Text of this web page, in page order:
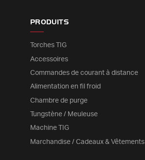
PRODUITS
Torches TIG
Accessoires
Commandes de courant à distance
Alimentation en fil froid
Chambre de purge
Tungstène / Meuleuse
Machine TIG
Marchandise / Cadeaux & Vêtements